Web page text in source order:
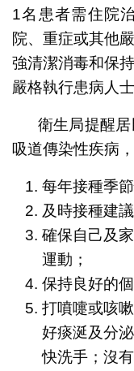
1名患者需住院
院、重症或其他
強清潔消毒和保
嚴格執行患病人
衛生局提醒
吸道傳染性疾病
每年接種季
及時接種建
確保自己及
運動；
保持良好的
打噴嚏或咳
好痰涎及分
快洗手；沒